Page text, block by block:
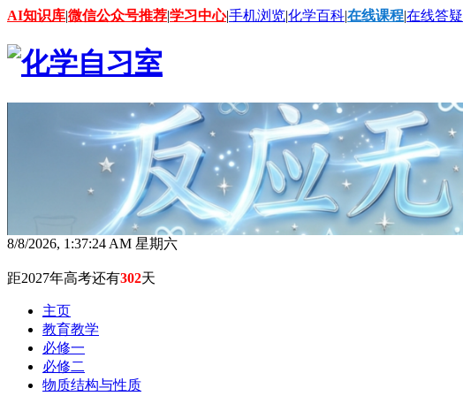
AI知识库|微信公众号推荐|学习中心|手机浏览|化学百科|在线课程|在线答疑
8/8/2026, 1:37:25 AM 星期六
距2027年高考还有302天
主页
教育教学
必修一
必修二
物质结构与性质